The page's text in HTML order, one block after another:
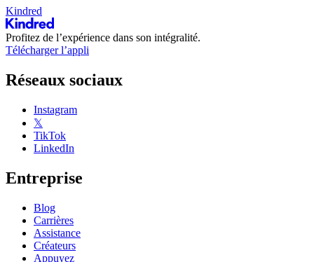
Kindred
Profitez de l’expérience dans son intégralité.
Télécharger l’appli
Réseaux sociaux
Instagram
𝕏
TikTok
LinkedIn
Entreprise
Blog
Carrières
Assistance
Créateurs
Appuyez